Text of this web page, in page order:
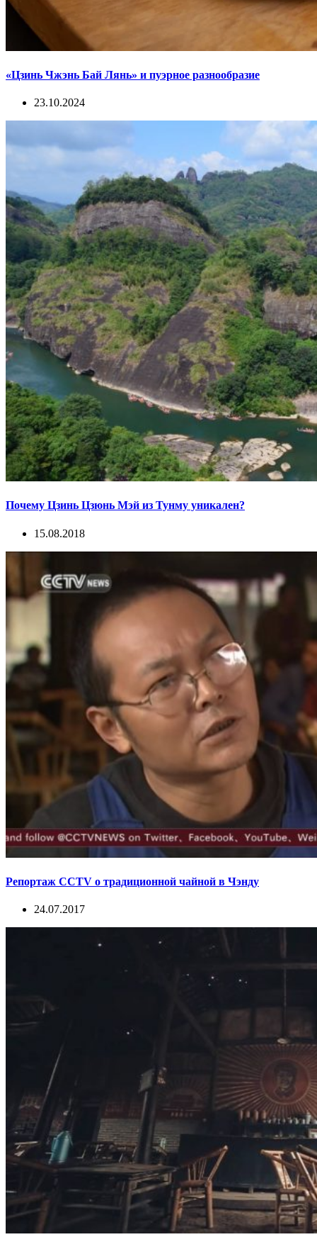
«Цзинь Чжэнь Бай Лянь» и пуэрное разнообразие
23.10.2024
Почему Цзинь Цзюнь Мэй из Тунму уникален?
15.08.2018
Репортаж CCTV о традиционной чайной в Чэнду
24.07.2017